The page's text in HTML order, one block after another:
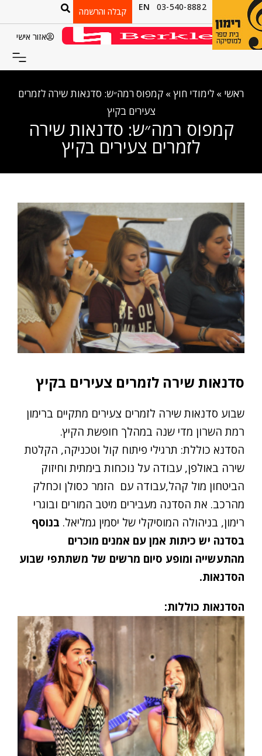
03-540-8882
EN קבלה והרשמה
אזור אישי
ראשי » לימודי חוץ» קמפוס רמה״ש: סדנאות שירה לזמרים
צעירים בקיץ
קמפוס רמה״ש: סדנאות שירה
לזמרים צעירים בקיץ
סדנאות שירה לזמרים צעירים בקיץ
שבוע סדנאות שירה לזמרים צעירים מתקיים ברימון
רמת השרון מדי שנה במהלך חופשת הקיץ.
הסדנא כוללת: תרגילי פיתוח קול וטכניקה, הקלטת
שירה באולפן, עבודה על נוכחות בימתית וחיזוק
הביטחון מול קהל,עבודה עם הזמר כסולן וכחלק
מהרכב. את הסדנה מעבירים מיטב המורים ובוגרי
רימון, בניהולה המוסיקלי של יסמין גמליאל. בנוסף
בסדנה יש כיתות אמן עם אמנים מוכרים
מהתעשייה ומופע סיום מרשים של משתתפי שבוע
הסדנאות.
הסדנאות כוללות: